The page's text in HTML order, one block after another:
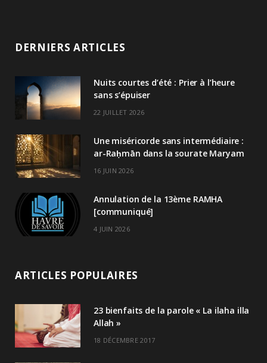
DERNIERS ARTICLES
Nuits courtes d’été : Prier à l’heure
sans s’épuiser
22 JUILLET 2026
Une miséricorde sans intermédiaire :
ar-Raḥmān dans la sourate Maryam
16 JUIN 2026
Annulation de la 13ème RAMHA
[communiqué]
4 JUIN 2026
ARTICLES POPULAIRES
23 bienfaits de la parole « La ilaha illa
Allah »
18 DÉCEMBRE 2017